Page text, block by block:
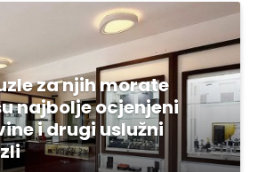
za njih morate
najbolje ocjenjeni
i drugi uslužni